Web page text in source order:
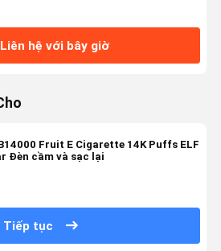
Liên hệ với bây giờ
Fruit E Cigarette 14K Puffs ELF
Đèn cầm và sạc lại
Tiếp tục